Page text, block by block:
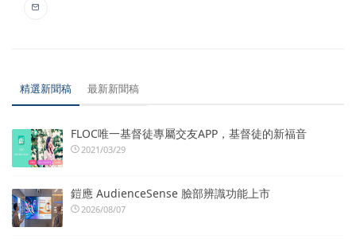
精選新聞稿 最新新聞稿
FLOC唯一基督徒專屬交友APP，基督徒的新福音
2021/03/29
鎧應 AudienceSense 臉部辨識功能上市
2026/08/07